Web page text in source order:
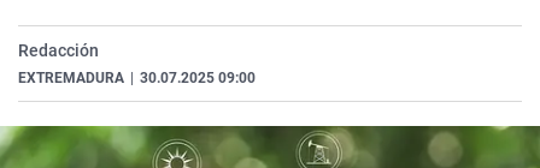
Redacción
EXTREMADURA 30.07.2025 09:00